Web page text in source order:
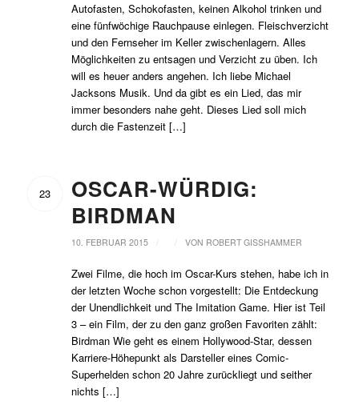
Autofasten, Schokofasten, keinen Alkohol trinken und
eine fünfwöchige Rauchpause einlegen. Fleischverzicht
und den Fernseher im Keller zwischenlagern. Alles
Möglichkeiten zu entsagen und Verzicht zu üben. Ich
will es heuer anders angehen. Ich liebe Michael
Jacksons Musik. Und da gibt es ein Lied, das mir
immer besonders nahe geht. Dieses Lied soll mich
durch die Fastenzeit […]
23
OSCAR-WÜRDIG:
BIRDMAN
10. FEBRUAR 2015 VON ROBERT GISSHAMMER
Zwei Filme, die hoch im Oscar-Kurs stehen, habe ich in
der letzten Woche schon vorgestellt: Die Entdeckung
der Unendlichkeit und The Imitation Game. Hier ist Teil
3 – ein Film, der zu den ganz großen Favoriten zählt:
Birdman Wie geht es einem Hollywood-Star, dessen
Karriere-Höhepunkt als Darsteller eines Comic-
Superhelden schon 20 Jahre zurückliegt und seither
nichts […]